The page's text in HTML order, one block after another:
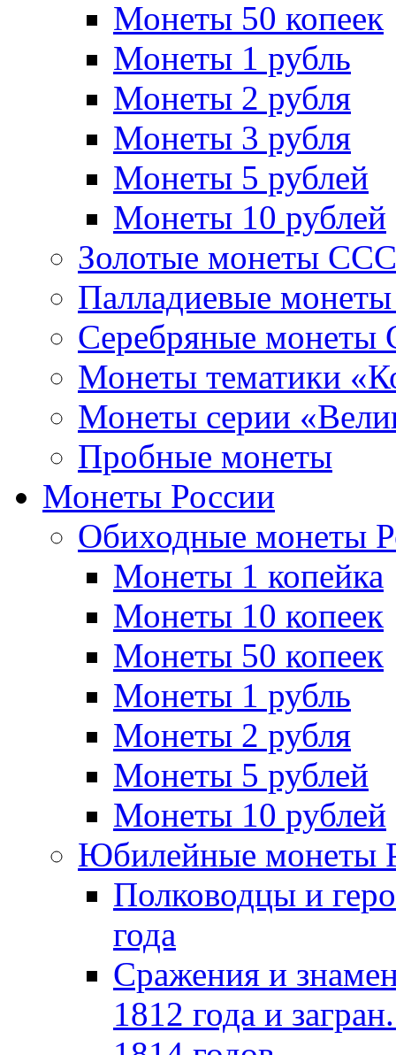
Монеты 50 копеек
Монеты 1 рубль
Монеты 2 рубля
Монеты 3 рубля
Монеты 5 рублей
Монеты 10 рублей
Золотые монеты
Палладиевые
Серебряные монеты
Монеты тематики
Монеты серии
Пробные монеты
Монеты России
Обиходные монеты
Монеты 1 копейка
Монеты 10 копеек
Монеты 50 копеек
Монеты 1 рубль
Монеты 2 рубля
Монеты 5 рублей
Монеты 10 рублей
Юбилейные монеты
Полководцы и
года
Сражения и
1812 года и